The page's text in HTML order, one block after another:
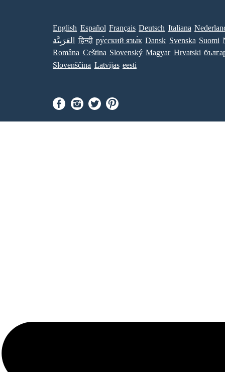
English Español Français Deutsch Italiana
العَرَبِيَّة
हिन्दी ру́сский язы́к Dansk Svenska Suomi
Româna Ceština Slovenský Magyar Hrvatski
Slovenščina Latvijas eesti